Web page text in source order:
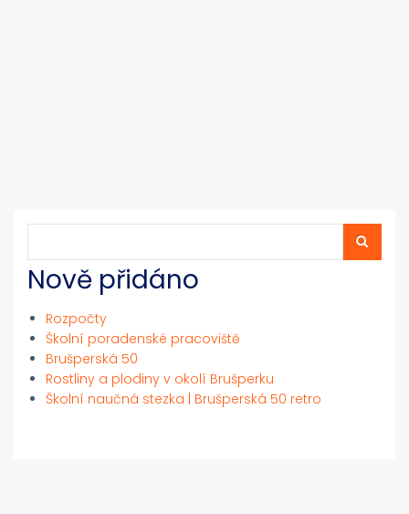
Nově přidáno
Rozpočty
Školní poradenské pracoviště
Brušperská 50
Rostliny a plodiny v okolí Brušperku
Školní naučná stezka | Brušperská 50 retro